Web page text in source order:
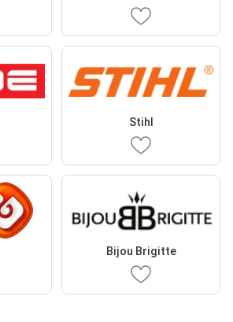
Stihl
Bijou Brigitte